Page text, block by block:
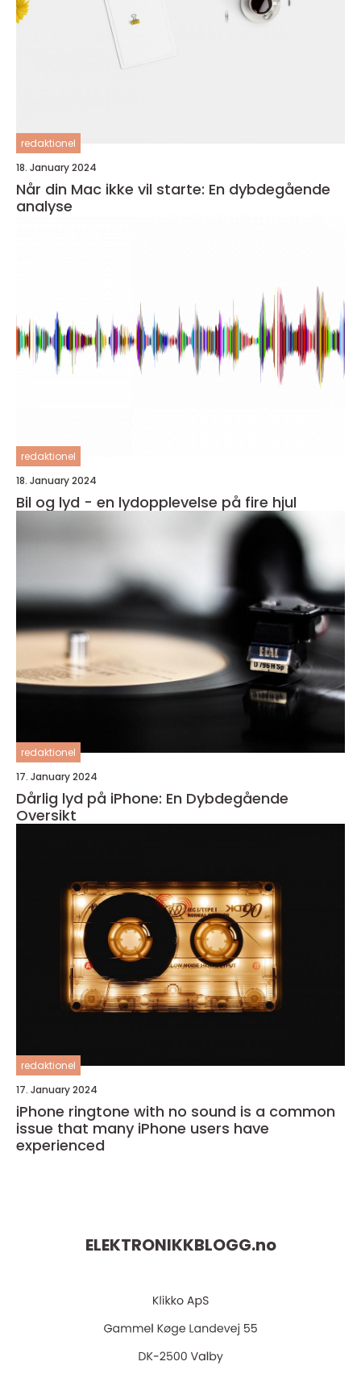
redaktionel
18. January 2024
Når din Mac ikke vil starte: En dybdegående
analyse
redaktionel
18. January 2024
Bil og lyd - en lydopplevelse på fire hjul
redaktionel
17. January 2024
Dårlig lyd på iPhone: En Dybdegående
Oversikt
redaktionel
17. January 2024
iPhone ringtone with no sound is a common
issue that many iPhone users have
experienced
ELEKTRONIKKBLOGG.no